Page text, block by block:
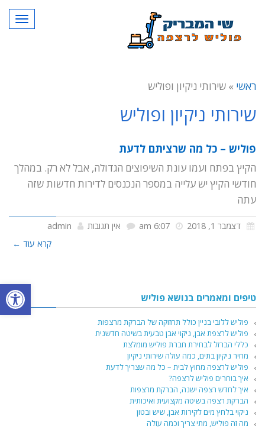
פתח
ראשי » שירותי ניקיון ופוליש
שירותי ניקיון ופוליש
פוליש – כל מה שרציתם לדעת
הקיץ בפתח ועמו עונת השיפוצים הגדולה, אבל לא רק. במהלך
חודשי הקיץ יש עלייה במספר הנכנסים לדירות חדשות שזה
עתה
דצמבר 1, 2018 אין תגובות
admin
קרא עוד ←
טיפים ומאמרים בנושא פוליש
פוליש ללובי בניין כולל תחזוקה של הברקת מרצפות
פוליש לרצפת אבן, ניקוי אבן טבעית בשיטה חדשנית
כללי הברזל לבחירת חברת פוליש מומלצת
מחיר ניקיון בתים, כמה עולה שירותי ניקיון
פוליש לרצפה מחוץ לבית – כל מה שצריך לדעת
איך בוחרים פוליש לרצפה?
איך לחדש רצפה ישנה, הברקת מרצפות
הברקת רצפה בשיטה מקצועית ואיכותית
ניקוי בלחץ מים לקירות אבן, שיש ובטון
מה זה פוליש, מתי צריך וכמה עולה